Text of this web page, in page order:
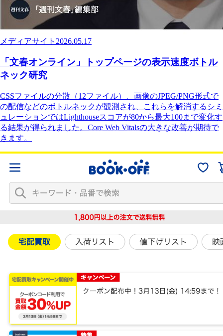
メディアサイト 2026.05.17
「文春オンライン」トップページの表示速度ボトル
ネック研究
CSSファイルの分散（12ファイル）、画像のJPEG/PNG形式で
の配信などのボトルネックが観測され、これらを解消するシミ
ュレーションではLighthouseスコアが80から最大100まで変化す
る結果が得られました。Core Web Vitalsの大きな改善が期待で
きます。